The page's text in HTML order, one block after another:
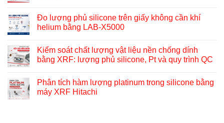
Đo lượng phủ silicone trên giấy không cần khí
helium bằng LAB-X5000
Kiểm soát chất lượng vật liệu nền chống dính
bằng XRF: lượng phủ silicone, Pt và quy trình QC
Phân tích hàm lượng platinum trong silicone bằng
máy XRF Hitachi